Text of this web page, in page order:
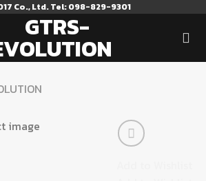
Co., Ltd. Tel: 098-829-9301